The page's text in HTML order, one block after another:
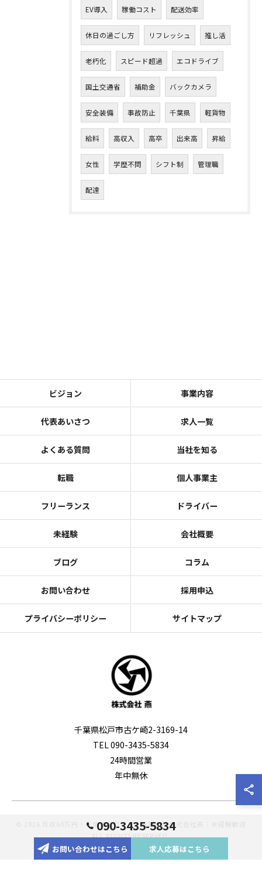
EV導入 稼働コスト 配送効率
休日の過ごし方 リフレッシュ 推し活
老朽化 スピード超過 エコドライブ
国土交通省 補助金 バックカメラ
安全装備 事故防止 千葉県 軽貨物
給料 高収入 高卒 出来高 昇給
女性 学歴不問 シフト制 管理職
配達
090-3435-5834
お問い合わせはこちら 求人応募はこちら
ビジョン 事業内容
代表あいさつ 求人一覧
よくある質問 当社を知る
転職 個人事業主
フリーランス ドライバー
未経験 会社概要
ブログ コラム
お問い合わせ 採用申込
プライバシーポリシー サイトマップ
千葉県松戸市古ケ崎2-3169-14
TEL 090-3435-5834
24時間営業
年中無休
© 2026 月収60万円！千葉のドライバー転職なら株式会社燕｜未経験歓迎
ALL RIGHTS RESERVED.